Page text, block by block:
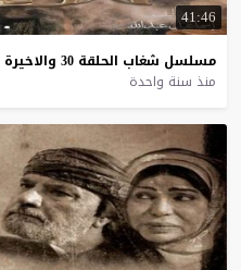
41:46
مسلسل شغاب الحلقة 30 والاخيرة
منذ سنة واحدة